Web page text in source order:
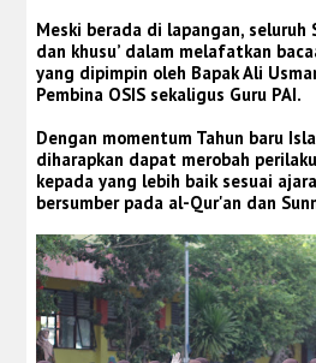
Meski berada di lapangan,
dan khusu’ dalam melafatkan
yang dipimpin oleh Bapak Ali
Pembina OSIS sekaligus Guru PAI.
Dengan momentum Tahun baru
diharapkan dapat merobah
kepada yang lebih baik sesuai
bersumber pada al-Qur'an dan